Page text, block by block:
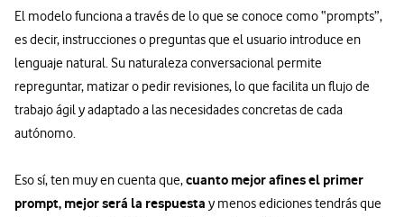
El modelo funciona a través de lo que se conoce como “prompts”,
es decir, instrucciones o preguntas que el usuario introduce en
lenguaje natural. Su naturaleza conversacional permite
repreguntar, matizar o pedir revisiones, lo que facilita un flujo de
trabajo ágil y adaptado a las necesidades concretas de cada
autónomo.
Eso sí, ten muy en cuenta que,cuanto mejor afines el primer
prompt, mejor será la respuesta y menos ediciones tendrás que